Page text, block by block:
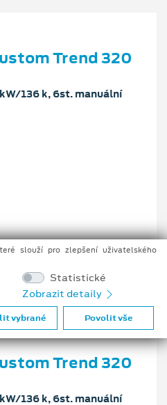
Trend 320
136 k, 6st. manuální
100 kW/136 k
Nafta
Trend 320
136 k, 6st. manuální
slouží pro zlepšení uživatelského
Statistické
Zobrazit detaily
vybrané Povolit vše